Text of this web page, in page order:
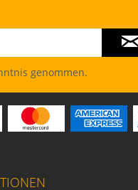
genommen.